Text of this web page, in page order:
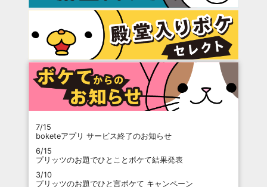
7/15
boketeアプリ サービス終了のお知らせ
6/15
プリッツのお題でひとことボケて結果発表
3/10
プリッツのお題でひと言ボケて キャンペーン